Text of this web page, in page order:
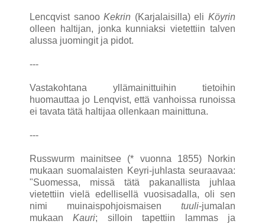
Lencqvist sanooKekrin (Karjalaisilla) eliKöyrin
olleen haltijan, jonka kunniaksi vietettiin talven
alussa juomingit ja pidot.
---
Vastakohtana yllämainittuihin tietoihin
huomauttaa jo Lenqvist, että vanhoissa runoissa
ei tavata tätä haltijaa ollenkaan mainittuna.
---
Russwurm mainitsee (* vuonna 1855) Norkin
mukaan suomalaisten Keyri-juhlasta seuraavaa:
"Suomessa, missä tätä pakanallista juhlaa
vietettiin vielä edellisellä vuosisadalla, oli sen
nimi muinaispohjoismaisen tuuli-jumalan
mukaanKauri; silloin tapettiin lammas ja